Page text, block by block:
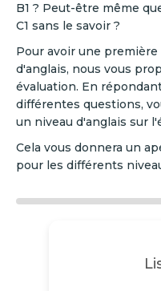
B1 ? Peut-être même
C1 sans le savoir ?
Pour avoir une
d'anglais, nous vous
évaluation. En
différentes questions,
un niveau d'anglais sur
Cela vous donnera un
pour les différents